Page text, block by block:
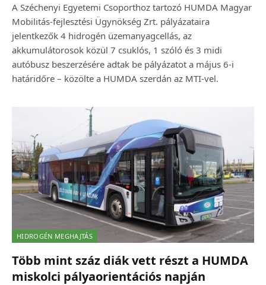
A Széchenyi Egyetemi Csoporthoz tartozó HUMDA Magyar
Mobilitás-fejlesztési Ügynökség Zrt. pályázataira
jelentkezők 4 hidrogén üzemanyagcellás, az
akkumulátorosok közül 7 csuklós, 1 szóló és 3 midi
autóbusz beszerzésére adtak be pályázatot a május 6-i
határidőre – közölte a HUMDA szerdán az MTI-vel.
HIDROGÉN MEGHAJTÁS
Több mint száz diák vett részt a HUMDA
miskolci pályaorientációs napján